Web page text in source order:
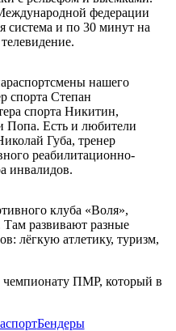
федерации
система и по 30 минут на
нашего
спорта Степан
спорта Никитин,
Попа. Есть и любители
Губа, тренер
реабилитационно-
инвалидов.
клуба «Воля»,
Там развивают разные
лёгкую атлетику, туризм,
чемпионату ПМР, который в
Бендеры